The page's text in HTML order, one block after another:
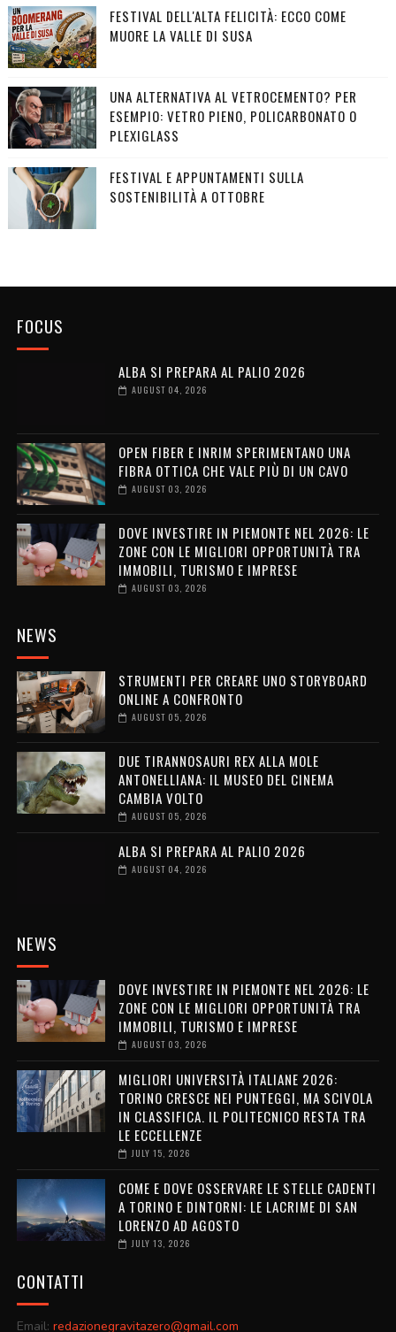
FESTIVAL DELL'ALTA FELICITÀ: ECCO COME
MUORE LA VALLE DI SUSA
UNA ALTERNATIVA AL VETROCEMENTO? PER
ESEMPIO: VETRO PIENO, POLICARBONATO O
PLEXIGLASS
FESTIVAL E APPUNTAMENTI SULLA
SOSTENIBILITÀ A OTTOBRE
FOCUS
ALBA SI PREPARA AL PALIO 2026
AUGUST 04, 2026
OPEN FIBER E INRIM SPERIMENTANO UNA
FIBRA OTTICA CHE VALE PIÙ DI UN CAVO
AUGUST 03, 2026
DOVE INVESTIRE IN PIEMONTE NEL 2026: LE
ZONE CON LE MIGLIORI OPPORTUNITÀ TRA
IMMOBILI, TURISMO E IMPRESE
AUGUST 03, 2026
NEWS
STRUMENTI PER CREARE UNO STORYBOARD
ONLINE A CONFRONTO
AUGUST 05, 2026
DUE TIRANNOSAURI REX ALLA MOLE
ANTONELLIANA: IL MUSEO DEL CINEMA
CAMBIA VOLTO
AUGUST 05, 2026
ALBA SI PREPARA AL PALIO 2026
AUGUST 04, 2026
NEWS
DOVE INVESTIRE IN PIEMONTE NEL 2026: LE
ZONE CON LE MIGLIORI OPPORTUNITÀ TRA
IMMOBILI, TURISMO E IMPRESE
AUGUST 03, 2026
MIGLIORI UNIVERSITÀ ITALIANE 2026:
TORINO CRESCE NEI PUNTEGGI, MA SCIVOLA
IN CLASSIFICA. IL POLITECNICO RESTA TRA
LE ECCELLENZE
JULY 15, 2026
COME E DOVE OSSERVARE LE STELLE CADENTI
A TORINO E DINTORNI: LE LACRIME DI SAN
LORENZO AD AGOSTO
JULY 13, 2026
CONTATTI
Email: redazionegravitazero@gmail.com